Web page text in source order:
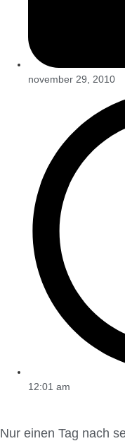
november 29, 2010
12:01 am
Nur einen Tag nach